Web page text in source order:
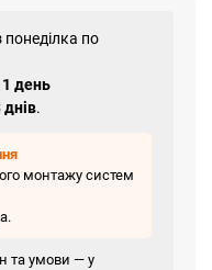
по
1 день
днів.
монтажу систем
та умови — у